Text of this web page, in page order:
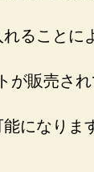
ることに
が販売さ
になりま